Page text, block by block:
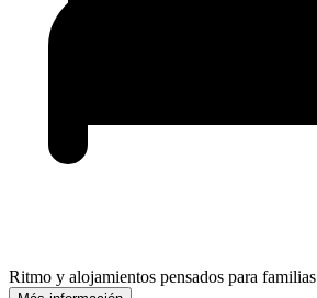
Ritmo y alojamientos pensados para familias